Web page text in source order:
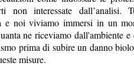
non interessate dall’analisi.
e noi viviamo immersi in un
ne riceviamo dall'ambiente e
prima di subire un danno
misure.